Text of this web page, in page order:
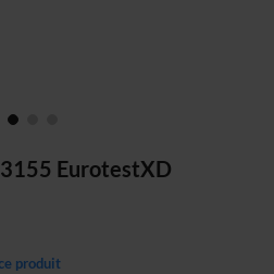
EurotestXD
produit